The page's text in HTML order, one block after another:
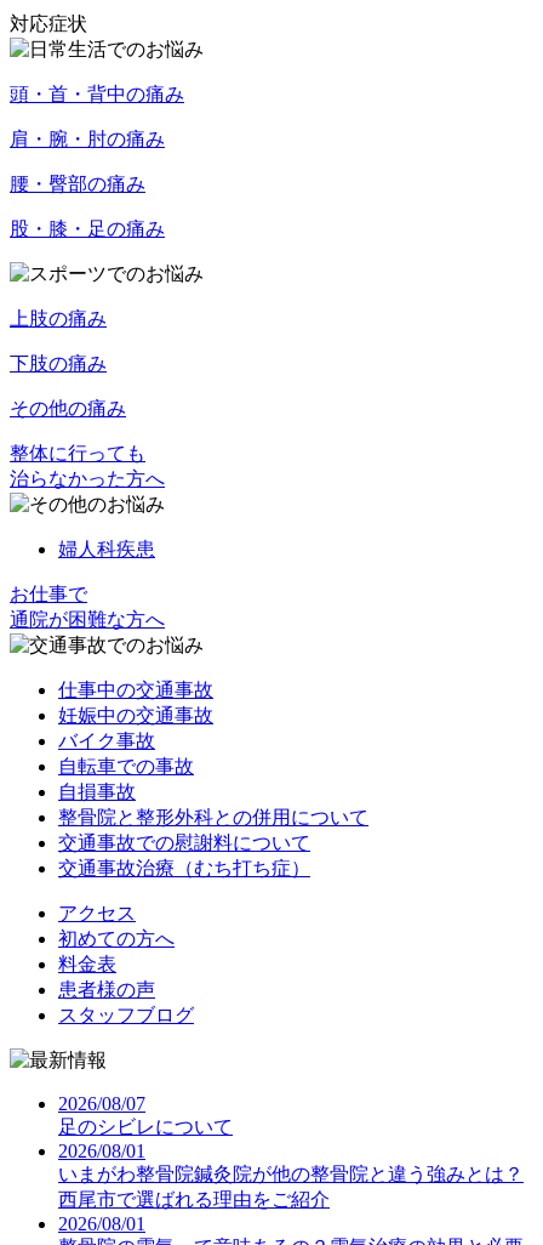
対応症状
頭・首・背中の痛み
肩・腕・肘の痛み
腰・臀部の痛み
股・膝・足の痛み
上肢の痛み
下肢の痛み
その他の痛み
整体に行っても
治らなかった方へ
婦人科疾患
お仕事で
通院が困難な方へ
仕事中の交通事故
妊娠中の交通事故
バイク事故
自転車での事故
自損事故
整骨院と整形外科との併用について
交通事故での慰謝料について
交通事故治療（むち打ち症）
アクセス
初めての方へ
料金表
患者様の声
スタッフブログ
2026/08/07
足のシビレについて
2026/08/01
いまがわ整骨院鍼灸院が他の整骨院と違う強みとは？
西尾市で選ばれる理由をご紹介
2026/08/01